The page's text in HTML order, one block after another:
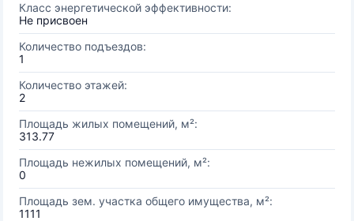
Класс энергетической эффективности:
Не присвоен
Количество подъездов:
1
Количество этажей:
2
Площадь жилых помещений, м²:
313.77
Площадь нежилых помещений, м²:
0
Площадь зем. участка общего имущества, м²:
1111